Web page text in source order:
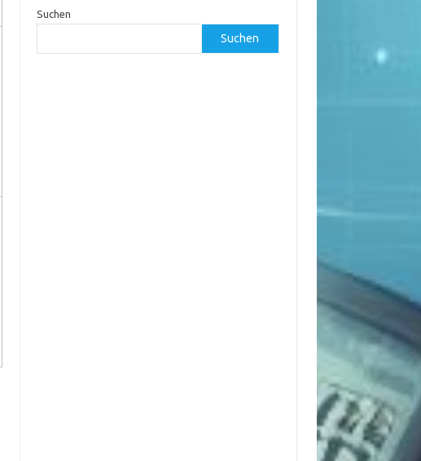
Suchen
Suchen